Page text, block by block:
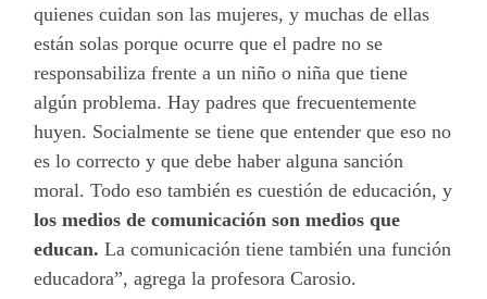
quienes cuidan son las mujeres, y muchas de ellas
están solas porque ocurre que el padre no se
responsabiliza frente a un niño o niña que tiene
algún problema. Hay padres que frecuentemente
huyen. Socialmente se tiene que entender que eso no
es lo correcto y que debe haber alguna sanción
moral. Todo eso también es cuestión de educación, y
los medios de comunicación son medios que
educan. La comunicación tiene también una función
educadora”, agrega la profesora Carosio.